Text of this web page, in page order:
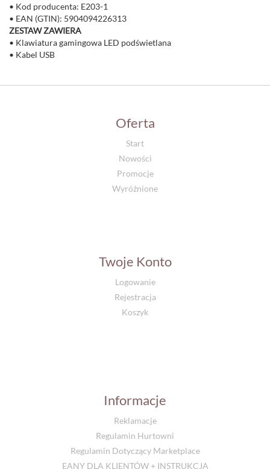
• Kod producenta: E203-1
• EAN (GTIN): 5904094226313
ZESTAW ZAWIERA
• Klawiatura gamingowa LED podświetlana
• Kabel USB
Oferta
Start
Nowości
Promocje
Wyróżnione
Twoje Konto
Logowanie
Rejestracja
Koszyk
Informacje
Reklamacje
Regulamin Hurtowni
Regulamin Dotyczący Marketplace
EANY DLA KLIENTÓW + INSTRUKCJA